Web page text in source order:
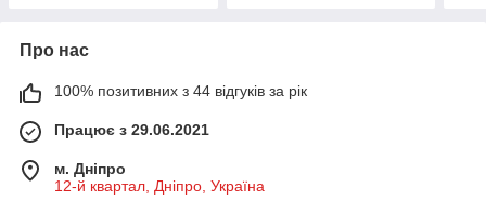
Про нас
100% позитивних з 44 відгуків за рік
Працює з 29.06.2021
м. Дніпро
12-й квартал, Дніпро, Україна